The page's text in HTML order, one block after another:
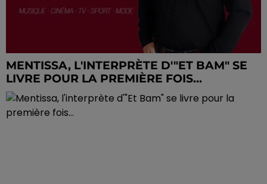
MENTISSA, L'INTERPRÈTE D'"ET BAM" SE
LIVRE POUR LA PREMIÈRE FOIS...